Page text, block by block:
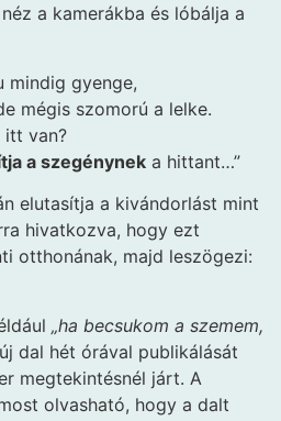
a kamerákba és lóbálja a
mindig gyenge,
mégis szomorú a lelke.
itt van?
a szegénynek a hittant…”
elutasítja a kivándorlást mint
hivatkozva, hogy ezt
otthonának, majd leszögezi:
„ha becsukom a szemem,
dal hét órával publikálását
megtekintésnél járt. A
olvasható, hogy a dalt